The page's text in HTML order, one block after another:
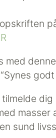
med
dig
masser
sund